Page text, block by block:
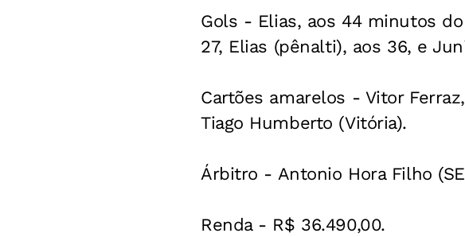
Gols - Elias, aos 44 minutos
27, Elias (pênalti), aos 36, e
Cartões amarelos - Vitor
Tiago Humberto (Vitória).
Árbitro - Antonio Hora Filho
Renda - R$ 36.490,00.